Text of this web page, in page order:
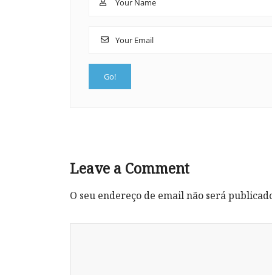
Leave a Comment
O seu endereço de email não será